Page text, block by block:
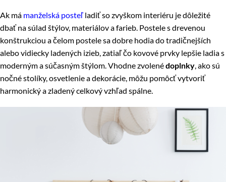
Ak má manželská posteľ ladiť so zvyškom interiéru je dôležité
dbať na súlad štýlov, materiálov a farieb. Postele s drevenou
konštrukciou a čelom postele sa dobre hodia do tradičnejších
alebo vidiecky ladených izieb, zatiaľ čo kovové prvky lepšie ladia s
moderným a súčasným štýlom. Vhodne zvolenédoplnky , ako sú
nočné stolíky, osvetlenie a dekorácie, môžu pomôcť vytvoriť
harmonický a zladený celkový vzhľad spálne.